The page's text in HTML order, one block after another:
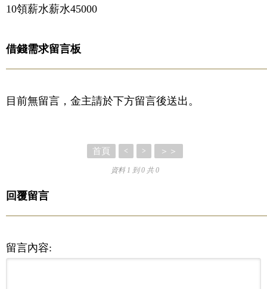
10領薪水薪水45000
借錢需求留言板
目前無留言，金主請於下方留言後送出。
首頁 < > ＞＞
資料 1 到 0 共 0
回覆留言
留言內容: